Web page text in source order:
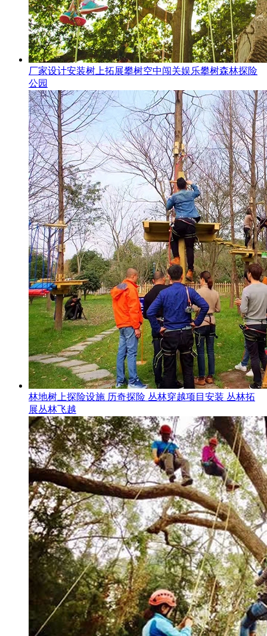
厂家设计安装树上拓展攀树空中闯关娱乐攀树森林探险
公园
林地树上探险设施 历奇探险 丛林穿越项目安装 丛林拓
展丛林飞越